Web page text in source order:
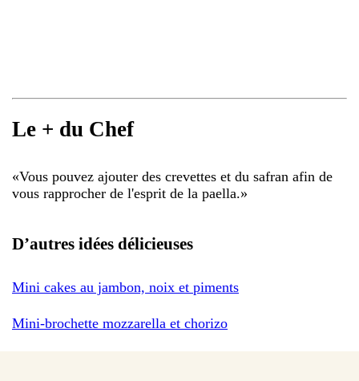
Le + du Chef
«Vous pouvez ajouter des crevettes et du safran afin de
vous rapprocher de l'esprit de la paella.»
D’autres idées délicieuses
Mini cakes au jambon, noix et piments
Mini-brochette mozzarella et chorizo